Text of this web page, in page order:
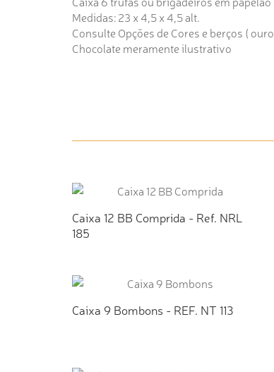
Medidas: 23 x 4,5 x 4,5 alt.
Consulte Opções de Cores e berços (
Chocolate meramente ilustrativo
Caixa 12 BB Comprida - Ref. NRL
185
Caixa 9 Bombons - REF. NT 113